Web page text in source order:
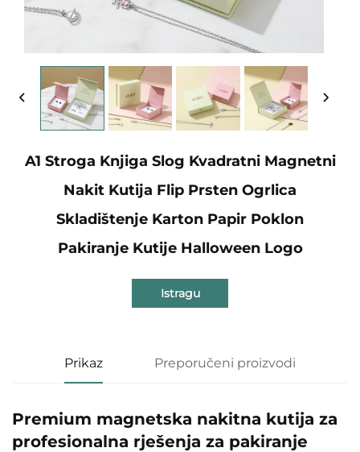
A1 Stroga Knjiga Slog Kvadratni Magnetni
Nakit Kutija Flip Prsten Ogrlica
Skladištenje Karton Papir Poklon
Pakiranje Kutije Halloween Logo
Istragu
Prikaz Preporučeni proizvodi
Premium magnetska nakitna kutija za
profesionalna rješenja za pakiranje